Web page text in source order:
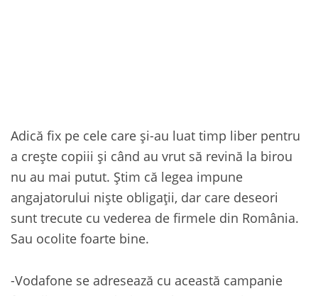
Adică fix pe cele care și-au luat timp liber pentru
a crește copiii și când au vrut să revină la birou
nu au mai putut. Știm că legea impune
angajatorului niște obligații, dar care deseori
sunt trecute cu vederea de firmele din România.
Sau ocolite foarte bine.
-Vodafone se adresează cu această campanie